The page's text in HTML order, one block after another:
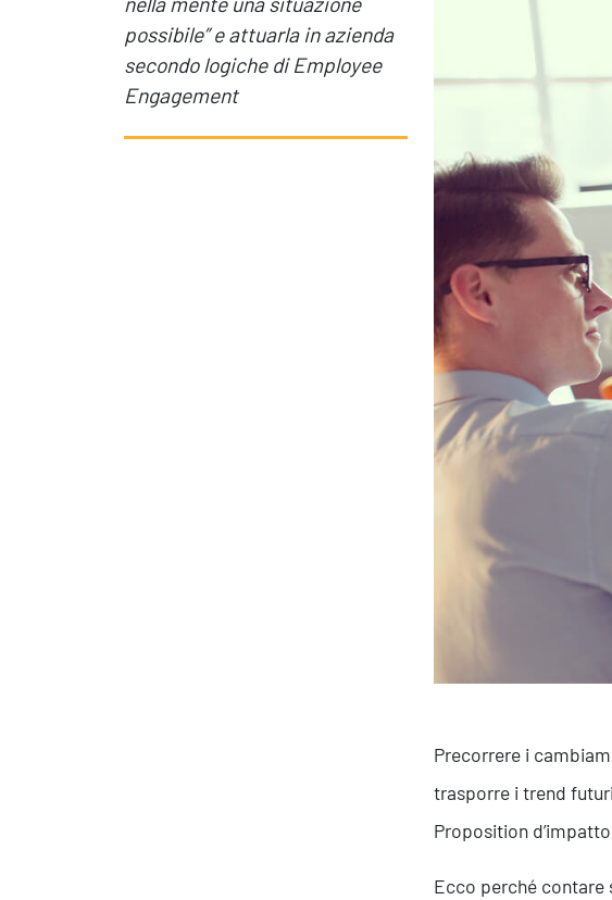
Remote Working & Video e Audio Conferencing
Sicurezza & Conformità
Business Intelligence, Analitiche e Intelligenza
Artificiale
Sviluppo App
Risk
possibile” e attuarla in azienda
secondo logiche di Employee
Engagement
Precorrere i
trasporre i trend
Proposition
Ecco perché contare